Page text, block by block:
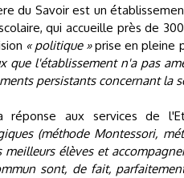
du Savoir est un
qui accueille près de
« politique »prise en pleine
que l'établissement n'a pas
persistants concernant la
réponse aux services de
(méthode Montessori,
meilleurs élèves et
sont, de fait,